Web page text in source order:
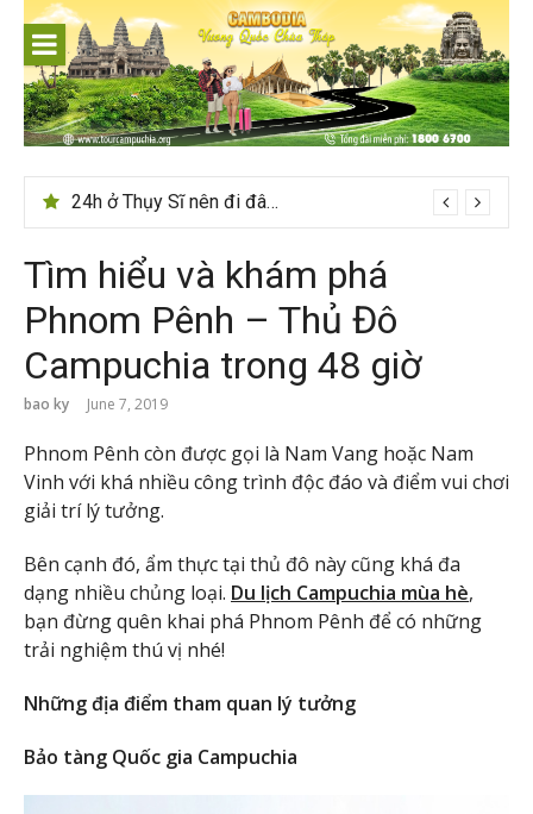
content
24h ở Thụy Sĩ nên đi đâu, chơi gì?
Tìm hiểu và khám phá
Phnom Pênh – Thủ Đô
Campuchia trong 48 giờ
bao ky June 7, 2019
Phnom Pênh còn được gọi là Nam Vang hoặc Nam
Vinh với khá nhiều công trình độc đáo và điểm vui chơi
giải trí lý tưởng.
Bên cạnh đó, ẩm thực tại thủ đô này cũng khá đa
dạng nhiều chủng loại. Du lịch Campuchia mùa hè,
bạn đừng quên khai phá Phnom Pênh để có những
trải nghiệm thú vị nhé!
Những địa điểm tham quan lý tưởng
Bảo tàng Quốc gia Campuchia